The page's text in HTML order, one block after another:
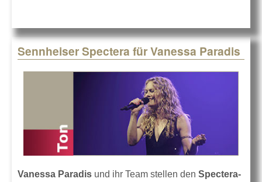
Sennheiser Spectera für Vanessa Paradis
Vanessa Paradis und ihr Team stellen den Spectera-